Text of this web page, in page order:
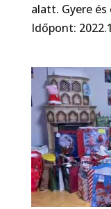
alatt. Gyere
Időpont: